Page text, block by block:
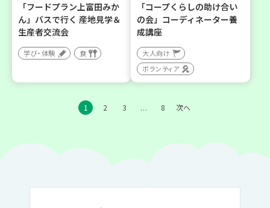
「フードプラン上富田みか
ん」バスで行く 産地見学＆
生産者交流会
学び・体験 食
「コープくらしの助け合い
の会」コーディネーター養
成講座
大人向け
ボランティア
1 2 3 … 8 次へ